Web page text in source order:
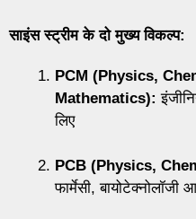
साइंस स्ट्रीम के दो मुख्य विकल्प:
PCM (Physics,
Mathematics):
लिए
PCB (Physics,
फार्मेसी, बायोटेक्नोलॉजी